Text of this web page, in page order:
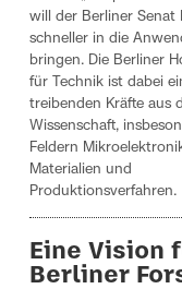
will der Berliner Senat
schneller in die
bringen. Die Berliner
für Technik ist dabei
treibenden Kräfte aus
Wissenschaft,
Feldern
Materialien und
Produktionsverfahren.
Eine Vision
Berliner